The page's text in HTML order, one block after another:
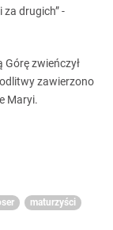
drugich” -
zwieńczył
zawierzono
Maryi.
maturzyści